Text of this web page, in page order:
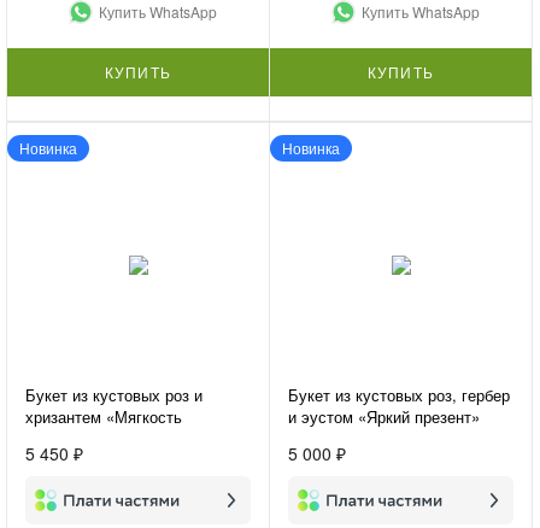
Купить WhatsApp
КУПИТЬ
Купить WhatsApp
КУПИТЬ
Новинка
Букет из кустовых роз и
хризантем «Мягкость
5 450 ₽
Новинка
Букет из кустовых роз, гербер
и эустом «Яркий презент»
5 000 ₽